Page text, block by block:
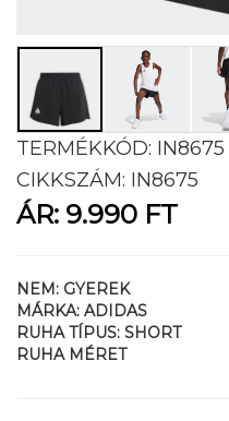
TERMÉKKÓD: IN8675
CIKKSZÁM: IN8675
ÁR: 9.990 FT
NEM: GYEREK
MÁRKA: ADIDAS
RUHA TÍPUS: SHORT
RUHA MÉRET